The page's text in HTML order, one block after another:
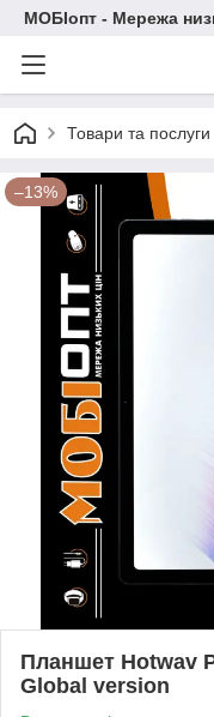
МОБІопт - Мережа
Товари та послуги
–13%
Планшет Hotwav
Global version